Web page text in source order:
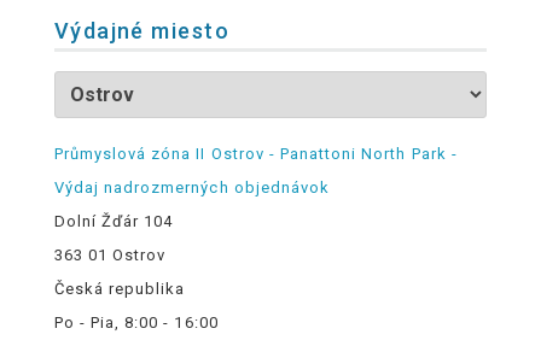
Výdajné miesto
Průmyslová zóna II Ostrov - Panattoni North Park -
Výdaj nadrozmerných objednávok
Dolní Žďár 104
363 01 Ostrov
Česká republika
Po - Pia, 8:00 - 16:00